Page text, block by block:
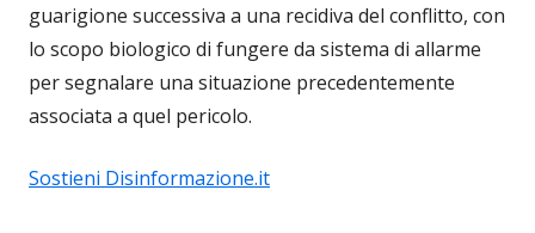
guarigione successiva a una recidiva del conflitto, con
lo scopo biologico di fungere da sistema di allarme
per segnalare una situazione precedentemente
associata a quel pericolo.
Sostieni Disinformazione.it